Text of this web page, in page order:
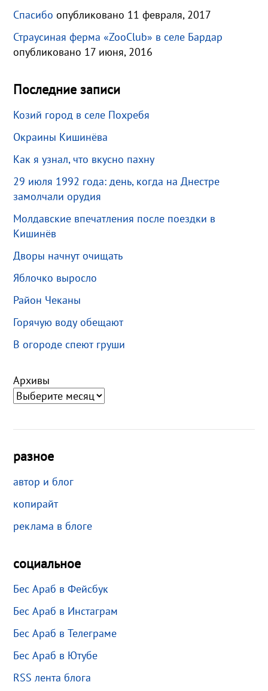
Спасибо опубликовано 11 февраля, 2017
Страусиная ферма «ZooClub» в селе Бардар
опубликовано 17 июня, 2016
Последние записи
Козий город в селе Похребя
Окраины Кишинёва
Как я узнал, что вкусно пахну
29 июля 1992 года: день, когда на Днестре
замолчали орудия
Молдавские впечатления после поездки в
Кишинёв
Дворы начнут очищать
Яблочко выросло
Район Чеканы
Горячую воду обещают
В огороде спеют груши
Архивы
разное
автор и блог
копирайт
реклама в блоге
социальное
Бес Араб в Фейсбук
Бес Араб в Инстаграм
Бес Араб в Телеграме
Бес Араб в Ютубе
RSS лента блога